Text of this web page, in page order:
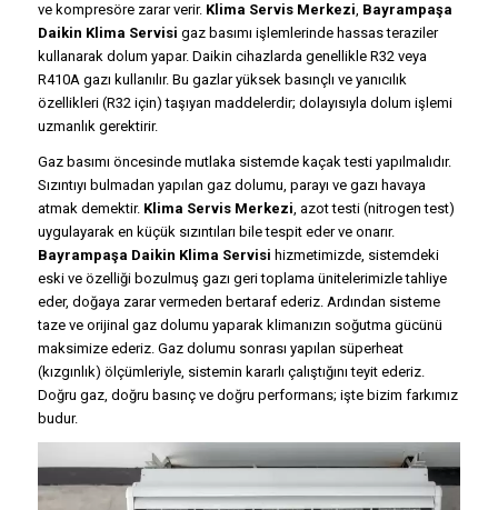
ve kompresöre zarar verir. Klima Servis Merkezi, Bayrampaşa
Daikin Klima Servisi gaz basımı işlemlerinde hassas teraziler
kullanarak dolum yapar. Daikin cihazlarda genellikle R32 veya
R410A gazı kullanılır. Bu gazlar yüksek basınçlı ve yanıcılık
özellikleri (R32 için) taşıyan maddelerdir; dolayısıyla dolum işlemi
uzmanlık gerektirir.
Gaz basımı öncesinde mutlaka sistemde kaçak testi yapılmalıdır.
Sızıntıyı bulmadan yapılan gaz dolumu, parayı ve gazı havaya
atmak demektir. Klima Servis Merkezi, azot testi (nitrogen test)
uygulayarak en küçük sızıntıları bile tespit eder ve onarır.
Bayrampaşa Daikin Klima Servisi hizmetimizde, sistemdeki
eski ve özelliği bozulmuş gazı geri toplama ünitelerimizle tahliye
eder, doğaya zarar vermeden bertaraf ederiz. Ardından sisteme
taze ve orijinal gaz dolumu yaparak klimanızın soğutma gücünü
maksimize ederiz. Gaz dolumu sonrası yapılan süperheat
(kızgınlık) ölçümleriyle, sistemin kararlı çalıştığını teyit ederiz.
Doğru gaz, doğru basınç ve doğru performans; işte bizim farkımız
budur.